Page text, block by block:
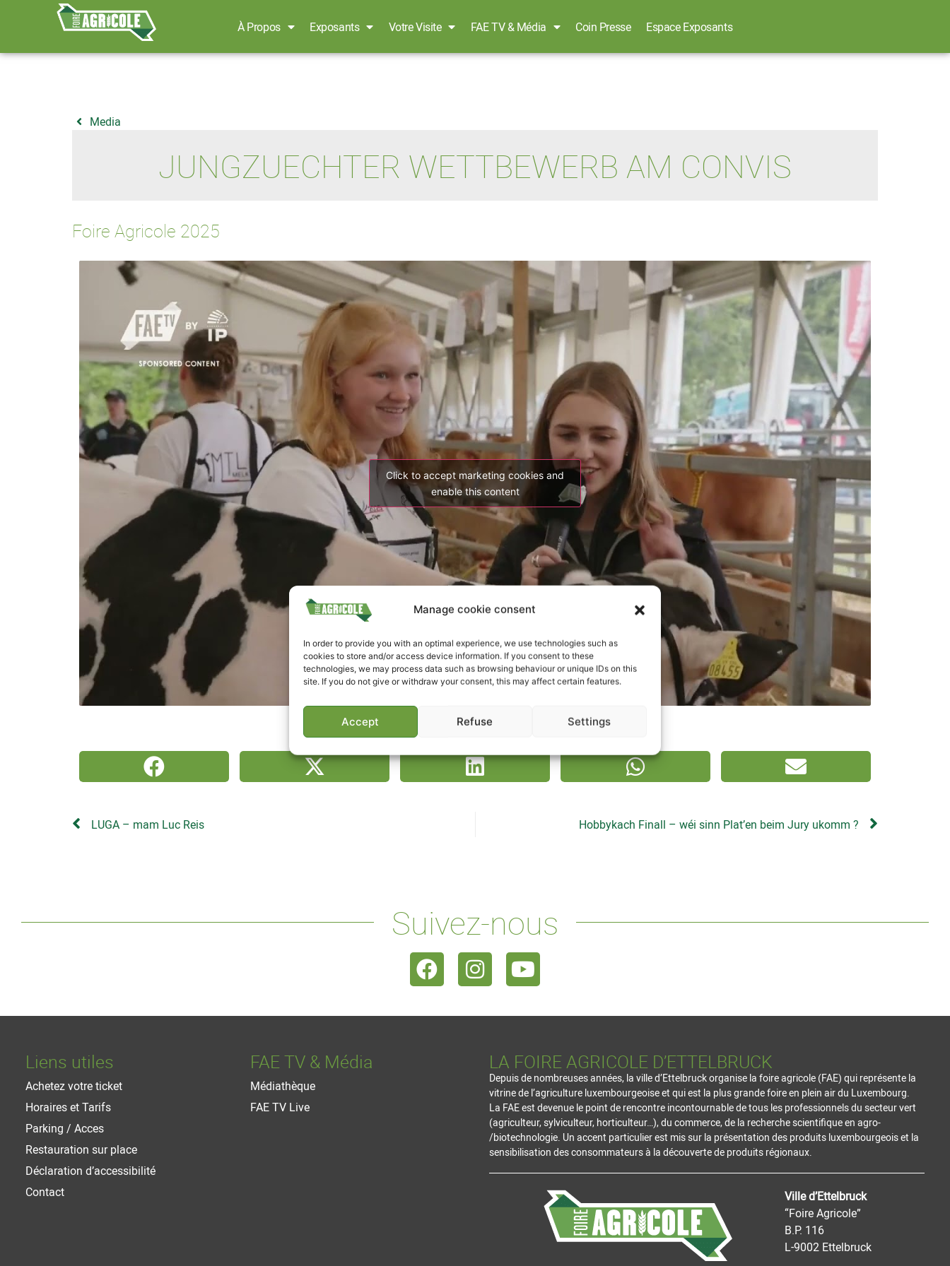
Manage cookie consent
In order to provide you with an optimal experience, we use technologies such as
cookies to store and/or access device information. If you consent to these
technologies, we may process data such as browsing behaviour or unique IDs on this
site. If you do not give or withdraw your consent, this may affect certain features.
Accept Refuse Settings
À Propos Exposants Votre Visite FAE TV & Média Coin Presse Espace Exposants
Media
JUNGZUECHTER WETTBEWERB AM CONVIS
Foire Agricole 2025
Click to accept marketing cookies and
enable this content
partager la vidéo
LUGA – mam Luc Reis Hobbykach Finall – wéi sinn Plat’en beim Jury ukomm ?
Suivez-nous
Liens utiles
Achetez votre ticket
Horaires et Tarifs
Parking / Acces
Restauration sur place
Déclaration d’accessibilité
Contact
FAE TV & Média
Médiathèque
FAE TV Live
LA FOIRE AGRICOLE D’ETTELBRUCK
Depuis de nombreuses années, la ville d’Ettelbruck organise la foire agricole (FAE) qui représente la
vitrine de l’agriculture luxembourgeoise et qui est la plus grande foire en plein air du Luxembourg.
La FAE est devenue le point de rencontre incontournable de tous les professionnels du secteur vert
(agriculteur, sylviculteur, horticulteur…), du commerce, de la recherche scientifique en agro-
/biotechnologie. Un accent particulier est mis sur la présentation des produits luxembourgeois et la
sensibilisation des consommateurs à la découverte de produits régionaux.
Ville d’Ettelbruck
“Foire Agricole”
B.P. 116
L-9002 Ettelbruck